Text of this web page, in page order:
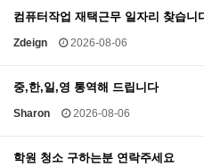
컴퓨터작업 재택근무 일자리 찾습니
Zdeign 2026-08-06
중,한,일,영 통역해 드립니다
Sharon 2026-08-06
학원 청소 구하는분 연락주세요